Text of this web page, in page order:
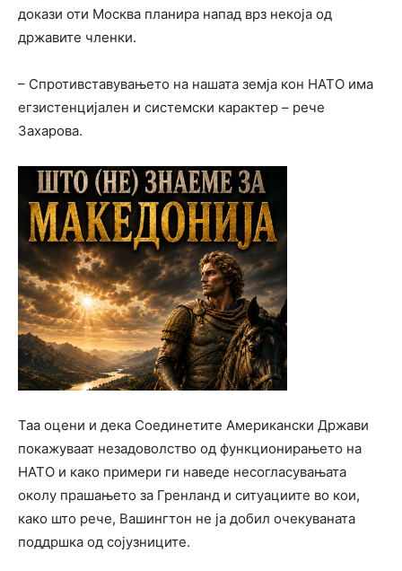
докази оти Москва планира напад врз некоја од
државите членки.
– Спротивставувањето на нашата земја кон НАТО има
егзистенцијален и системски карактер – рече
Захарова.
Таа оцени и дека Соединетите Американски Држави
покажуваат незадоволство од функционирањето на
НАТО и како примери ги наведе несогласувањата
околу прашањето за Гренланд и ситуациите во кои,
како што рече, Вашингтон не ја добил очекуваната
поддршка од сојузниците.